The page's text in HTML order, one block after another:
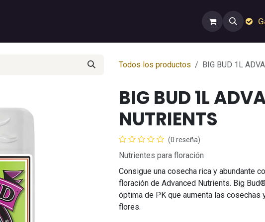
Sobre Nosotros
Todos los productos BIG BUD 1L
BIG BUD 1L
NUTRIENTS
(0 reseña)
Nutrientes para floración
Consigue una cosecha rica y abundante
floración de Advanced Nutrients. Big
óptima de PK que aumenta las cosechas
flores.